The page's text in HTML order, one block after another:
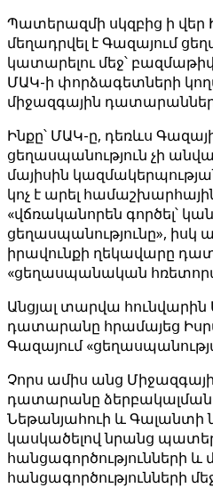
Պատերազմի սկզբից ի վեր
մեղադրվել է Գազայում
կատարելու մեջ՝
ՄԱԿ-ի փորձագետների
միջազգային
Ինքը՝ ՄԱԿ-ը, դեռևս
ցեղասպանություն չի
մայիսին
կոչ է արել
«վճռականորեն գործել՝
ցեղասպանությունը», իսկ
իրավունքի ղեկավարը
«ցեղասպանական
Անցյալ տարվա հունվարին
դատարանը հրամայեց
Գազայում
Չորս ամիս անց
դատարանը
Նեթանյահուի և Գալանտի
կասկածելով նրանց
հանցագործությունների և
հանցագործությունների